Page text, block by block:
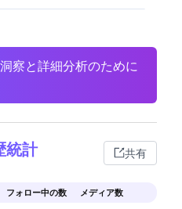
察と詳細分析のために
統計 共有
フォロー中の数 メディア数